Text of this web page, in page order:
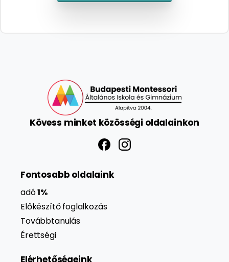
Kövess minket közösségi oldalainkon
Fontosabb oldalaink
adó1%
Előkészítő foglalkozás
Továbbtanulás
Érettségi
Elérhetőségeink